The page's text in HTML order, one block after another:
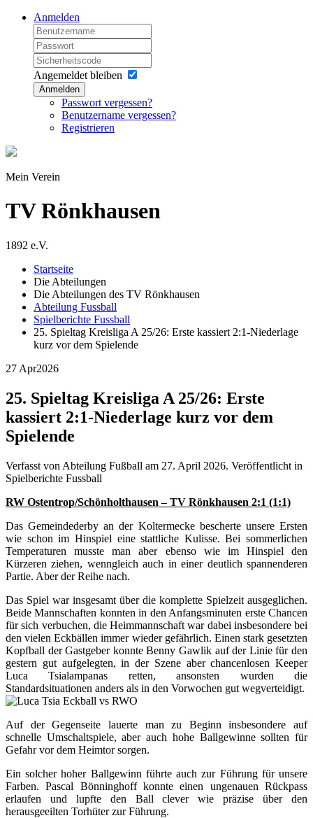
Anmelden
Angemeldet bleiben
Anmelden
Passwort vergessen?
Benutzername vergessen?
Registrieren
Mein Verein
TV Rönkhausen
1892 e.V.
Startseite
Die Abteilungen
Die Abteilungen des TV Rönkhausen
Abteilung Fussball
Spielberichte Fussball
25. Spieltag Kreisliga A 25/26: Erste kassiert 2:1-Niederlage
kurz vor dem Spielende
27 Apr2026
25. Spieltag Kreisliga A 25/26: Erste
kassiert 2:1-Niederlage kurz vor dem
Spielende
Verfasst von Abteilung Fußball am 27. April 2026. Veröffentlicht in
Spielberichte Fussball
RW Ostentrop/Schönholthausen – TV Rönkhausen 2:1 (1:1)
Das Gemeindederby an der Koltermecke bescherte unsere Ersten
wie schon im Hinspiel eine stattliche Kulisse. Bei sommerlichen
Temperaturen musste man aber ebenso wie im Hinspiel den
Kürzeren ziehen, wenngleich auch in einer deutlich spannenderen
Partie. Aber der Reihe nach.
Das Spiel war insgesamt über die komplette Spielzeit ausgeglichen.
Beide Mannschaften konnten in den Anfangsminuten erste Chancen
für sich verbuchen, die Heimmannschaft war dabei insbesondere bei
den vielen Eckbällen immer wieder gefährlich. Einen stark gesetzten
Kopfball der Gastgeber konnte Benny Gawlik auf der Linie für den
gestern gut aufgelegten, in der Szene aber chancenlosen Keeper
Luca Tsialampanas retten, ansonsten wurden die
Standardsituationen anders als in den Vorwochen gut wegverteidigt.
Auf der Gegenseite lauerte man zu Beginn insbesondere auf
schnelle Umschaltspiele, aber auch hohe Ballgewinne sollten für
Gefahr vor dem Heimtor sorgen.
Ein solcher hoher Ballgewinn führte auch zur Führung für unsere
Farben. Pascal Bönninghoff konnte einen ungenauen Rückpass
erlaufen und lupfte den Ball clever wie präzise über den
herausgeeilten Torhüter zur Führung.